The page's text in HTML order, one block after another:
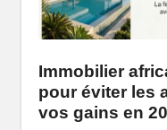
rt
ai
Immobilier
pour éviter les
vos gains en